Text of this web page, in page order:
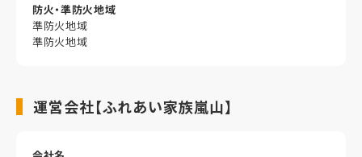
防火・準防火地域
準防火地域
準防火地域
運営会社【ふれあい家族嵐山】